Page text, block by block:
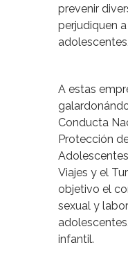
prevenir
perjudiquen
A estas
Conducta
Protección
Viajes y el
objetivo el
sexual y
infantil.